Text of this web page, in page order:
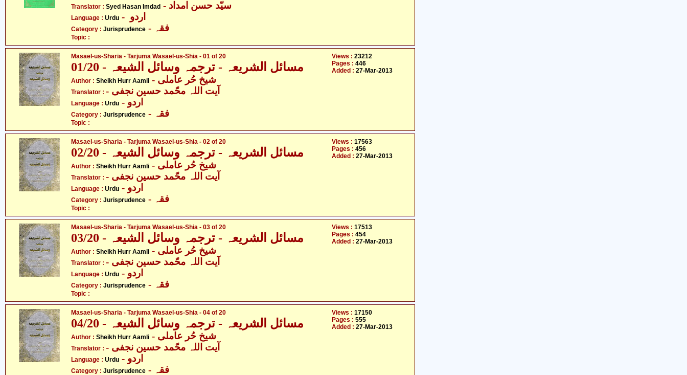
Translator : Syed Hasan Imdad
Language : Urdu
Category : Jurisprudence - فقہ
Topic :
Masael-us-Sharia - Tarjuma Wasael-us-Shia - 01 of 20
مسائل الشریعہ - ترجمہ وسائل الشیعہ - 01/20
Author : Sheikh Hurr Aamli - شیخ حُر عاملی
Translator : - آیت اللہ محّمد حسین نجفی
Language : Urdu - اردو
Category : Jurisprudence - فقہ
Topic :
Views : 23212
Pages : 446
Added : 27-Mar-2013
Masael-us-Sharia - Tarjuma Wasael-us-Shia - 02 of 20
مسائل الشریعہ - ترجمہ وسائل الشیعہ - 02/20
Author : Sheikh Hurr Aamli - شیخ حُر عاملی
Translator : - آیت اللہ محّمد حسین نجفی
Language : Urdu - اردو
Category : Jurisprudence - فقہ
Topic :
Views : 17563
Pages : 456
Added : 27-Mar-2013
Masael-us-Sharia - Tarjuma Wasael-us-Shia - 03 of 20
مسائل الشریعہ - ترجمہ وسائل الشیعہ - 03/20
Author : Sheikh Hurr Aamli - شیخ حُر عاملی
Translator : - آیت اللہ محّمد حسین نجفی
Language : Urdu - اردو
Category : Jurisprudence - فقہ
Topic :
Views : 17513
Pages : 454
Added : 27-Mar-2013
Masael-us-Sharia - Tarjuma Wasael-us-Shia - 04 of 20
مسائل الشریعہ - ترجمہ وسائل الشیعہ - 04/20
Author : Sheikh Hurr Aamli - شیخ حُر عاملی
Translator : - آیت اللہ محّمد حسین نجفی
Language : Urdu - اردو
Category : Jurisprudence - فقہ
Views : 17150
Pages : 555
Added : 27-Mar-2013